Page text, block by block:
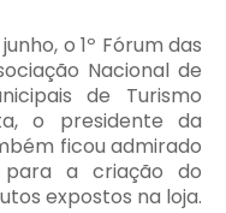
o 1º Fórum das
Nacional de
de Turismo
o presidente da
ficou admirado
a criação do
expostos na loja.